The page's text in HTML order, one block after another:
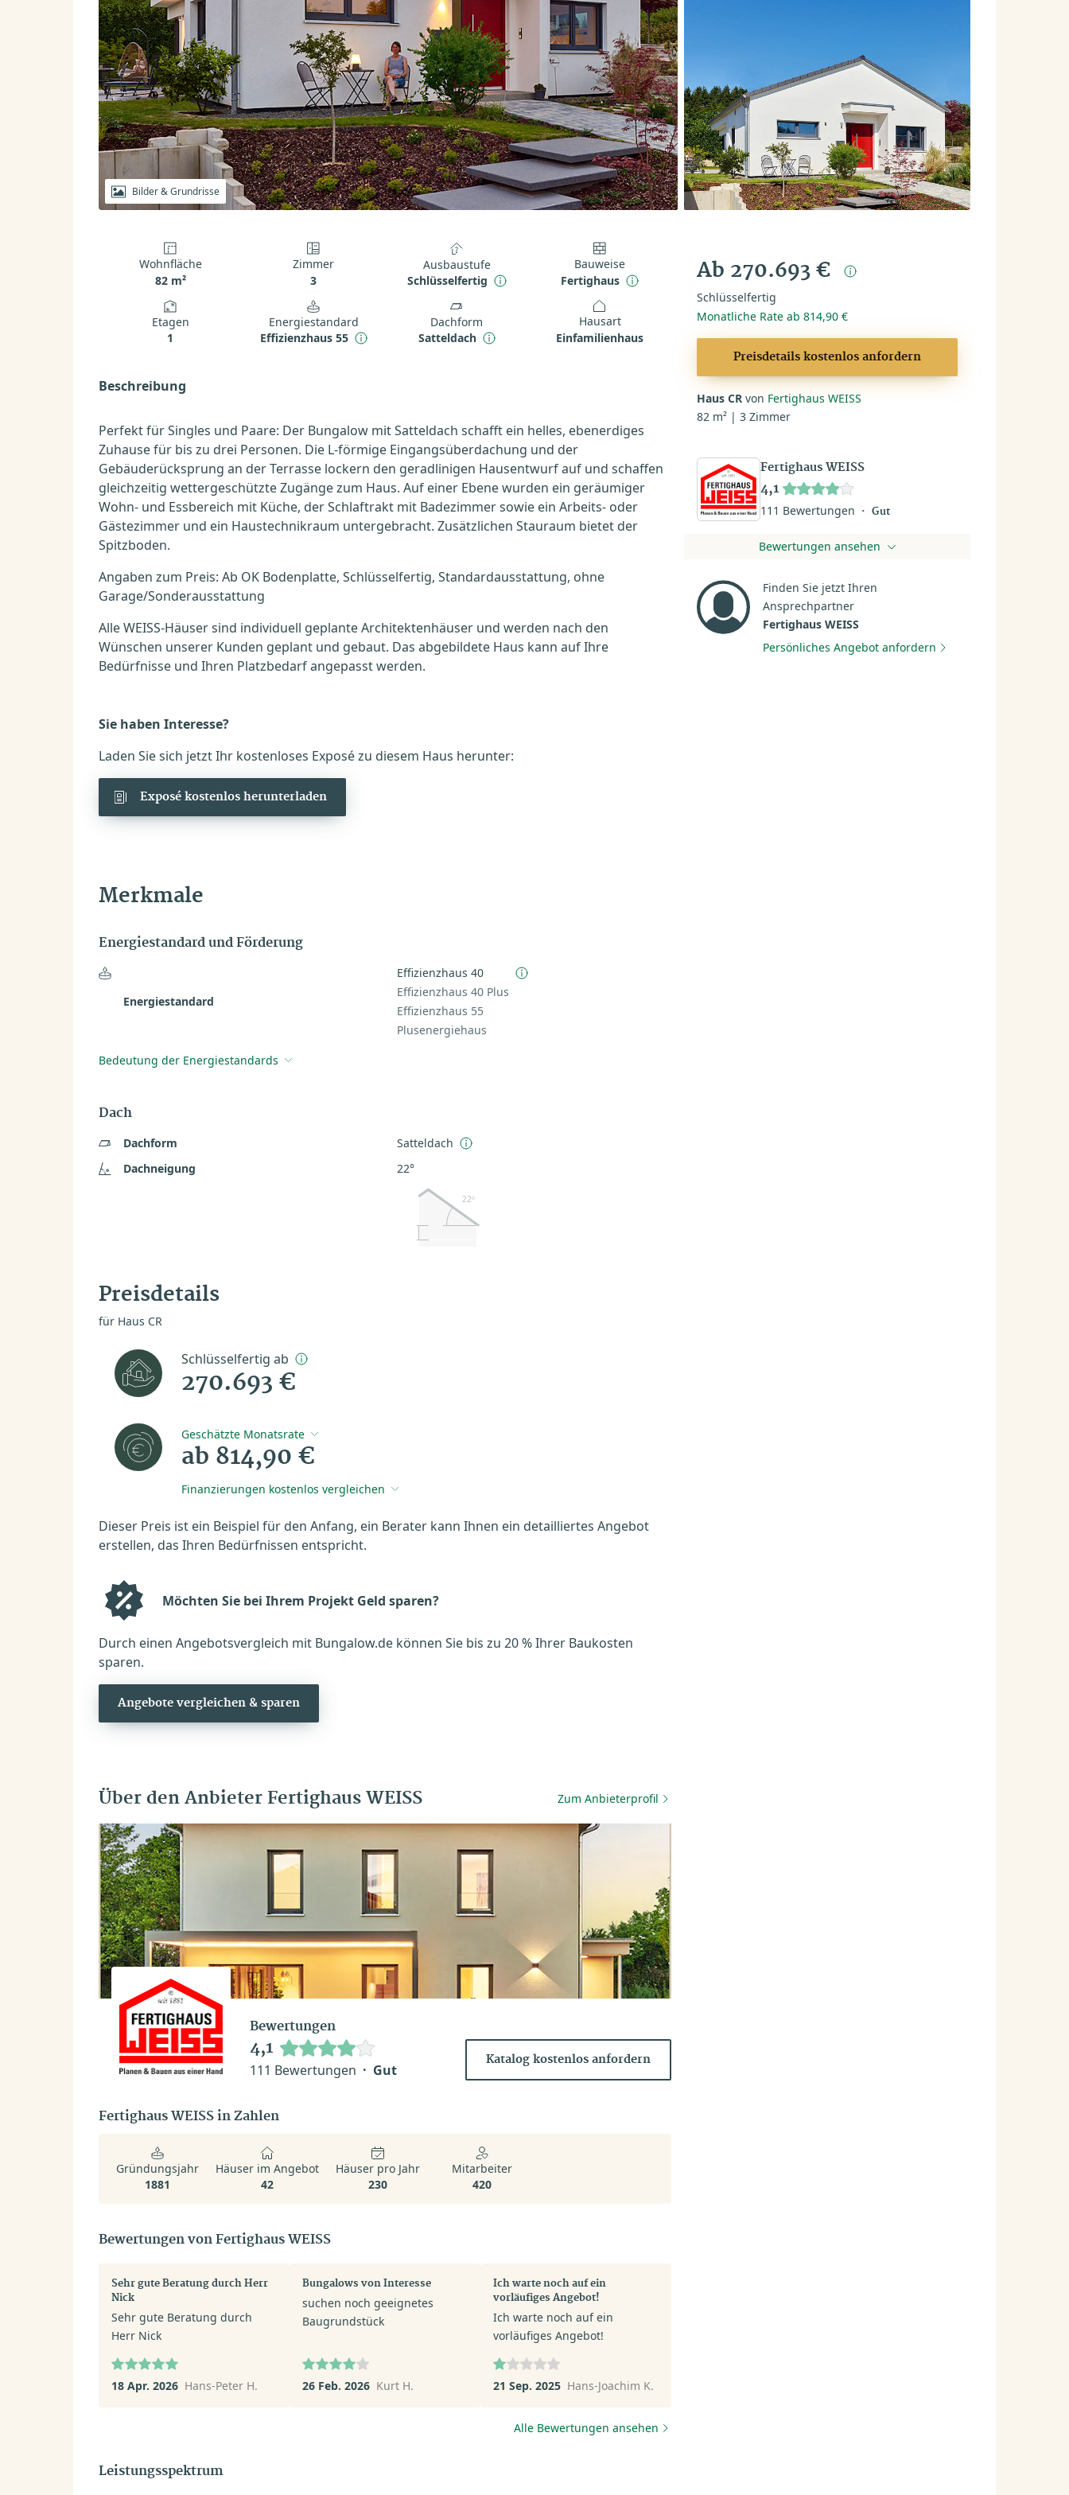
Bilder & Grundrisse
Wohnfläche
82 m²
Zimmer
3
Ausbaustufe
Schlüsselfertig
Bauweise
Fertighaus
Etagen
1
Energiestandard
Effizienzhaus 55
Dachform
Satteldach
Hausart
Einfamilienhaus
Beschreibung
Perfekt für Singles und Paare: Der Bungalow mit Satteldach schafft ein helles, ebenerdiges
Zuhause für bis zu drei Personen. Die L-förmige Eingangsüberdachung und der
Gebäuderücksprung an der Terrasse lockern den geradlinigen Hausentwurf auf und schaffen
gleichzeitig wettergeschützte Zugänge zum Haus. Auf einer Ebene wurden ein geräumiger
Wohn- und Essbereich mit Küche, der Schlaftrakt mit Badezimmer sowie ein Arbeits- oder
Gästezimmer und ein Haustechnikraum untergebracht. Zusätzlichen Stauraum bietet der
Spitzboden.
Angaben zum Preis: Ab OK Bodenplatte, Schlüsselfertig, Standardausstattung, ohne
Garage/Sonderausstattung
Alle WEISS-Häuser sind individuell geplante Architektenhäuser und werden nach den
Wünschen unserer Kunden geplant und gebaut. Das abgebildete Haus kann auf Ihre
Bedürfnisse und Ihren Platzbedarf angepasst werden.
Sie haben Interesse?
Laden Sie sich jetzt Ihr kostenloses Exposé zu diesem Haus herunter:
Exposé kostenlos herunterladen
Merkmale
Energiestandard und Förderung
Energiestandard
Effizienzhaus 40
Effizienzhaus 40 Plus
Effizienzhaus 55
Plusenergiehaus
Bedeutung der Energiestandards
Dach
Dachform
Satteldach
Dachneigung
22°
22º
Preisdetails
für Haus CR
Schlüsselfertig ab
270.693 €
Geschätzte Monatsrate
ab 814,90 €
Finanzierungen kostenlos vergleichen
Dieser Preis ist ein Beispiel für den Anfang, ein Berater kann Ihnen ein detailliertes Angebot
erstellen, das Ihren Bedürfnissen entspricht.
Möchten Sie bei Ihrem Projekt Geld sparen?
Durch einen Angebotsvergleich mit Bungalow.de können Sie bis zu 20 % Ihrer Baukosten
sparen.
Angebote vergleichen & sparen
Über den Anbieter Fertighaus WEISS Zum Anbieterprofil
Bewertungen
4,1
111 Bewertungen Gut
Katalog kostenlos anfordern
Fertighaus WEISS in Zahlen
Gründungsjahr
1881
Häuser im Angebot
42
Häuser pro Jahr
230
Mitarbeiter
420
Bewertungen von Fertighaus WEISS
Sehr gute Beratung durch Herr
Nick
Sehr gute Beratung durch
Herr Nick
18 Apr. 2026 Hans-Peter H.
Bungalows von Interesse
suchen noch geeignetes
Baugrundstück
26 Feb. 2026 Kurt H.
Ich warte noch auf ein
vorläufiges Angebot!
Ich warte noch auf ein
vorläufiges Angebot!
21 Sep. 2025 Hans-Joachim K.
Alle Bewertungen ansehen
Leistungsspektrum
Ab 270.693 €
Schlüsselfertig
Monatliche Rate ab 814,90 €
Preisdetails kostenlos anfordern
Haus CR von Fertighaus WEISS
82 m² | 3 Zimmer
Fertighaus WEISS
4,1
111 Bewertungen Gut
Bewertungen ansehen
Finden Sie jetzt Ihren
Ansprechpartner
Fertighaus WEISS
Persönliches Angebot anfordern